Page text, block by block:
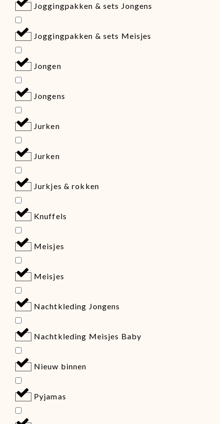
Joggingpakken & sets Jongens
Joggingpakken & sets Meisjes
Jongen
Jongens
Jurken
Jurken
Jurkjes & rokken
Knuffels
Meisjes
Meisjes
Nachtkleding Jongens
Nachtkleding Meisjes Baby
Nieuw binnen
Pyjamas